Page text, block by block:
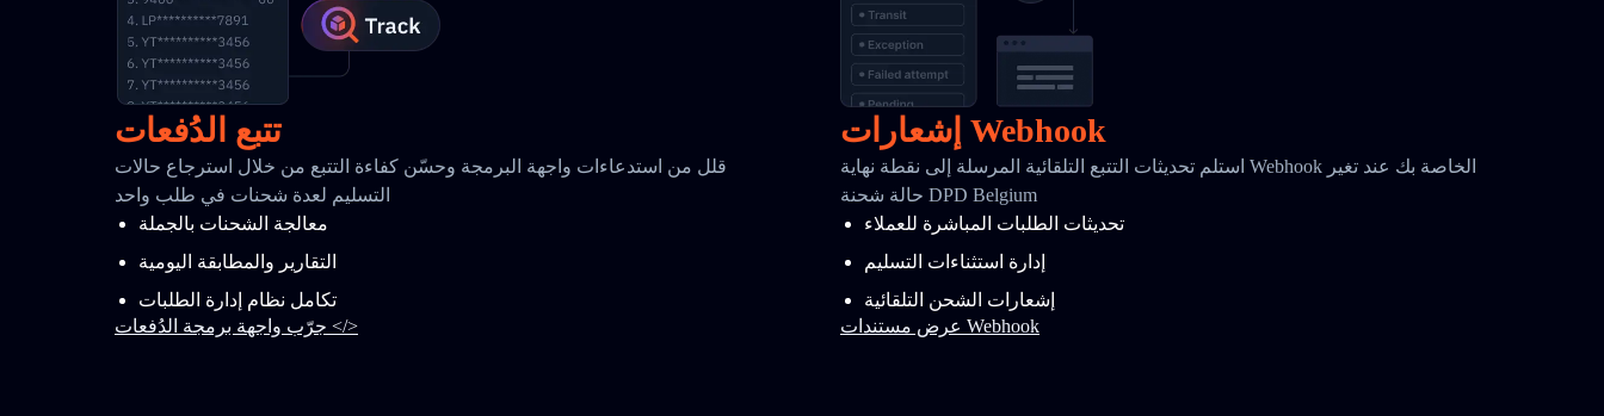
تتبع الدُفعات
قلل من استدعاءات واجهة البرمجة وحسّن كفاءة التتبع من خلال استرجاع حالات
التسليم لعدة شحنات في طلب واحد
معالجة الشحنات بالجملة
التقارير والمطابقة اليومية
تكامل نظام إدارة الطلبات
جرّب واجهة برمجة الدُفعات </>
إشعارات Webhook
استلم تحديثات التتبع التلقائية المرسلة إلى نقطة نهاية Webhook الخاصة بك عند تغير
حالة شحنة DPD Belgium
تحديثات الطلبات المباشرة للعملاء
إدارة استثناءات التسليم
إشعارات الشحن التلقائية
عرض مستندات Webhook